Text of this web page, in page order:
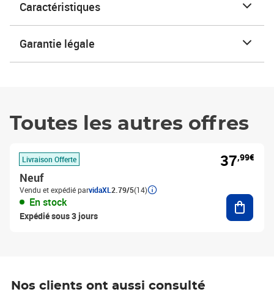
Caractéristiques
Garantie légale
Toutes les autres offres
Livraison Offerte
Neuf
Vendu et expédié parvidaXL 2.79/5(14)
En stock
Expédié sous 3 jours
37,99€
Nos clients ont aussi consulté